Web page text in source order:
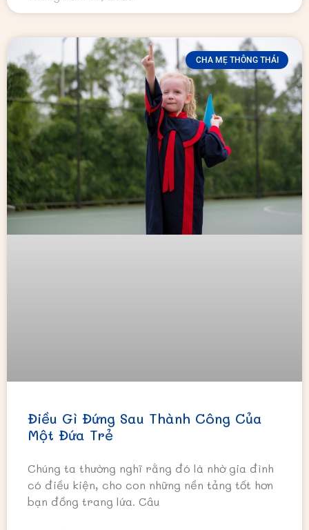
CHA MẸ THÔNG THÁI
Điều Gì Đứng Sau Thành Công Của
Một Đứa Trẻ
Chúng ta thường nghĩ rằng đó là nhờ gia đình
có điều kiện, cho con những nền tảng tốt hơn
bạn đồng trang lứa. Câu